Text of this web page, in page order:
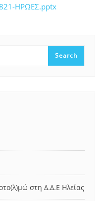
ΗΡΩΕΣ.pptx
στη Δ.Δ.Ε Ηλείας